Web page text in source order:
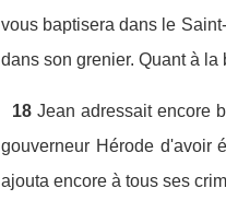
vous baptisera dans le
dans son grenier. Quant à
18 Jean adressait encore
gouverneur Hérode d'avoir
ajouta encore à tous ses